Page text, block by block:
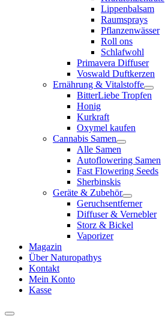
Lippenbalsam
Raumsprays
Pflanzenwässer
Roll ons
Schlafwohl
Primavera Diffuser
Voswald Duftkerzen
Ernährung & Vitalstoffe
BitterLiebe Tropfen
Honig
Kurkraft
Oxymel kaufen
Cannabis Samen
Alle Samen
Autoflowering Samen
Fast Flowering Seeds
Sherbinskis
Geräte & Zubehör
Geruchsentferner
Diffuser & Vernebler
Storz & Bickel
Vaporizer
Magazin
Über Naturopathys
Kontakt
Mein Konto
Kasse